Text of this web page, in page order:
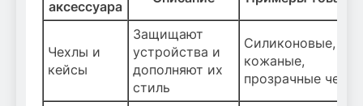
аксессуара
Чехлы и
кейсы
Защищают
устройства и
дополняют их
стиль
Силиконовые,
кожаные,
прозрачные чехлы